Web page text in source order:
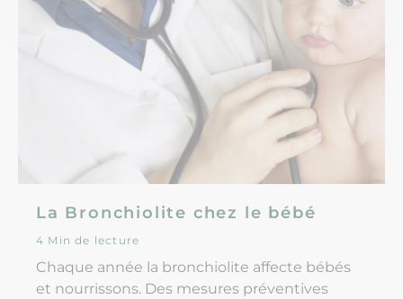
La Bronchiolite chez le bébé
4 Min de lecture
Chaque année la bronchiolite affecte bébés
et nourrissons. Des mesures préventives